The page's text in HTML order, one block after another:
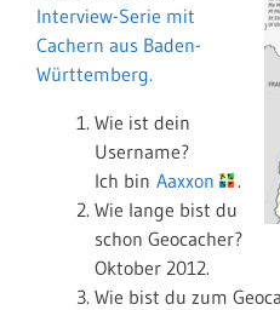
Interview-Serie mit
Cachern aus Baden-
Württemberg.
Wie ist dein
Username?
Ich bin Aaxxon
.
Wie lange bist du
schon Geocacher?
Oktober 2012.
Wie bist du zum